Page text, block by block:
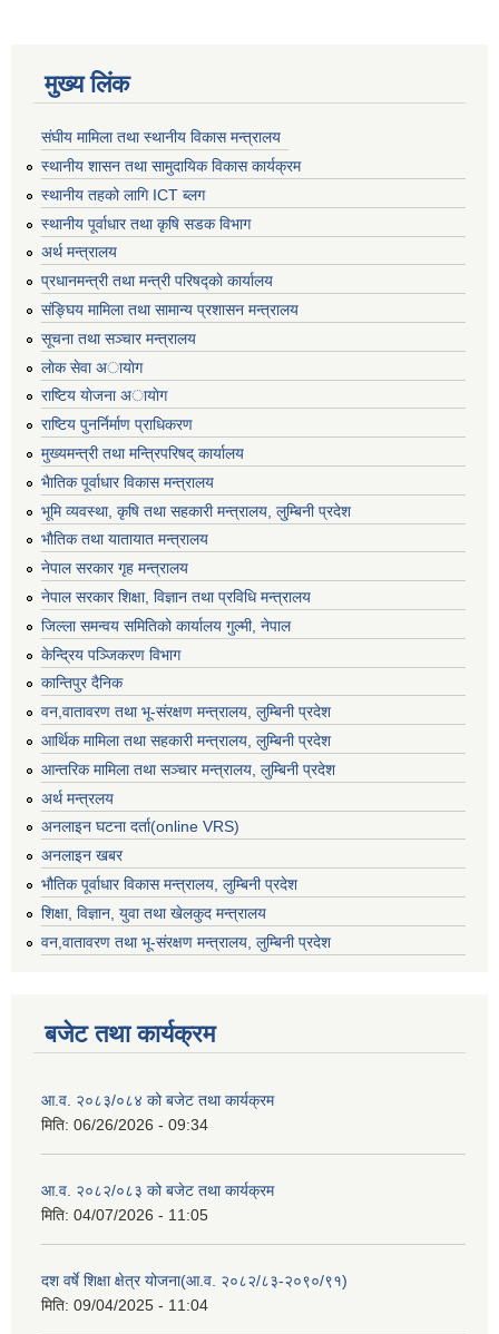
मुख्य लिंक
संघीय मामिला तथा स्थानीय विकास मन्त्रालय
स्थानीय शासन तथा सामुदायिक विकास कार्यक्रम
स्थानीय तहको लागि ICT ब्लग
स्थानीय पूर्वाधार तथा कृषि सडक विभाग
अर्थ मन्त्रालय
प्रधानमन्त्री तथा मन्त्री परिषद्काे कार्यालय
संङ्घिय मामिला तथा सामान्य प्रशासन मन्त्रालय
सूचना तथा सञ्चार मन्त्रालय
लाेक सेवा अायाेग
राष्टिय याेजना अायाेग
राष्टिय पुनर्निर्माण प्राधिकरण
मुख्यमन्त्री तथा मन्त्रिपरिषद् कार्यालय
भैातिक पूर्वाधार विकास मन्त्रालय
भूमि व्यवस्था, कृषि तथा सहकारी मन्त्रालय, लु्म्बिनी प्रदेश
भाैतिक तथा यातायात मन्त्रालय
नेपाल सरकार गृह मन्त्रालय
नेपाल सरकार शिक्षा, विज्ञान तथा प्रविधि मन्त्रालय
जिल्ला समन्वय समितिको कार्यालय गुल्मी, नेपाल
केन्द्रिय पञ्जिकरण विभाग
कान्तिपुर दैनिक
वन,वातावरण तथा भू-संरक्षण मन्त्रालय, लुम्बिनी प्रदेश
आर्थिक मामिला तथा सहकारी मन्त्रालय, लुम्बिनी प्रदेश
आन्तरिक मामिला तथा सञ्चार मन्त्रालय, लुम्बिनी प्रदेश
अर्थ मन्त्रलय
अनलाइन घटना दर्ता(online VRS)
अनलाइन खबर
भौतिक पूर्वाधार विकास मन्त्रालय, लुम्बिनी प्रदेश
शिक्षा, विज्ञान, युवा तथा खेलकुद मन्‍‍त्रालय
वन,वातावरण तथा भू-संरक्षण मन्त्रालय, लुम्बिनी प्रदेश
बजेट तथा कार्यक्रम
आ.व. २०८३/०८४ को बजेट तथा कार्यक्रम
मिति: 06/26/2026 - 09:34
आ.व. २०८२/०८३ को बजेट तथा कार्यक्रम
मिति: 04/07/2026 - 11:05
दश वर्षे शिक्षा क्षेत्र योजना(आ.व. २०८२/८३-२०९०/९१)
मिति: 09/04/2025 - 11:04